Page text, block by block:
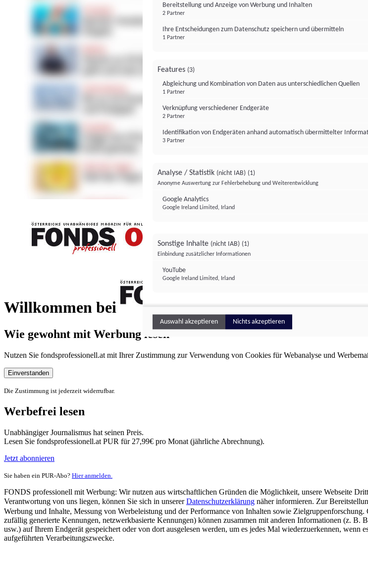
Willkommen bei
FONDS professionell
Wie gewohnt mit Werbung lesen
Nutzen Sie fondsprofessionell.at mit Ihrer Zustimmung zur Verwendung von Cookies für Webanalyse und
Einverstanden
Die Zustimmung ist jederzeit widerrufbar.
Werbefrei lesen
Unabhängiger Journalismus hat seinen Preis.
Lesen Sie fondsprofessionell.at PUR für 27,99€ pro Monat (jährliche Abrechnung).
Jetzt abonnieren
Sie haben ein PUR-Abo? Hier anmelden.
FONDS professionell mit Werbung: Wir nutzen aus wirtschaftlichen Gründen die Möglichkeit, unsere Webseite
Verantwortung von uns liegen, können Sie sich in unsererDatenschutzerklärung näher informieren. Zur
Werbung und Inhalte, Messung von Werbeleistung und der Performance von Inhalten sowie
zufällig generierte Kennungen, netzwerkbasierte Kennungen) können zusammen mit anderen Informationen (z.
usw.) auf Ihrem Endgerät gespeichert oder von dort ausgelesen werden, um es jedes Mal wiederzuerkennen,
aufgeführten Verarbeitungszwecke.
Bereitstellung und Anzeige von Werbung und Inhalten
2 Partner
Ihre Entscheidungen zum Datenschutz speichern und übermitteln
1 Partner
Features (3)
Abgleichung und Kombination von Daten aus unterschiedlichen Quellen
1 Partner
Verknüpfung verschiedener Endgeräte
2 Partner
Identifikation von Endgeräten anhand automatisch übermittelter
3 Partner
Analyse / Statistik (nicht IAB) (1)
Anonyme Auswertung zur Fehlerbehebung und Weiterentwicklung
Google Analytics
Google Ireland Limited, Irland
Sonstige Inhalte (nicht IAB) (1)
Einbindung zusätzlicher Informationen
YouTube
Google Ireland Limited, Irland
Auswahl akzeptieren Nichts akzeptieren